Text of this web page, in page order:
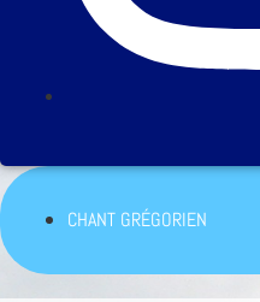
CHANT GRÉGORIEN